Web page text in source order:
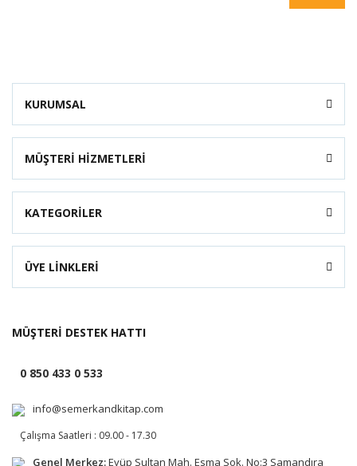
KURUMSAL
MÜŞTERİ HİZMETLERİ
KATEGORİLER
ÜYE LİNKLERİ
MÜŞTERİ DESTEK HATTI
0 850 433 0 533
info@semerkandkitap.com
Çalışma Saatleri : 09.00 - 17.30
Genel Merkez:Eyüp Sultan Mah. Esma Sok. No:3 Samandıra